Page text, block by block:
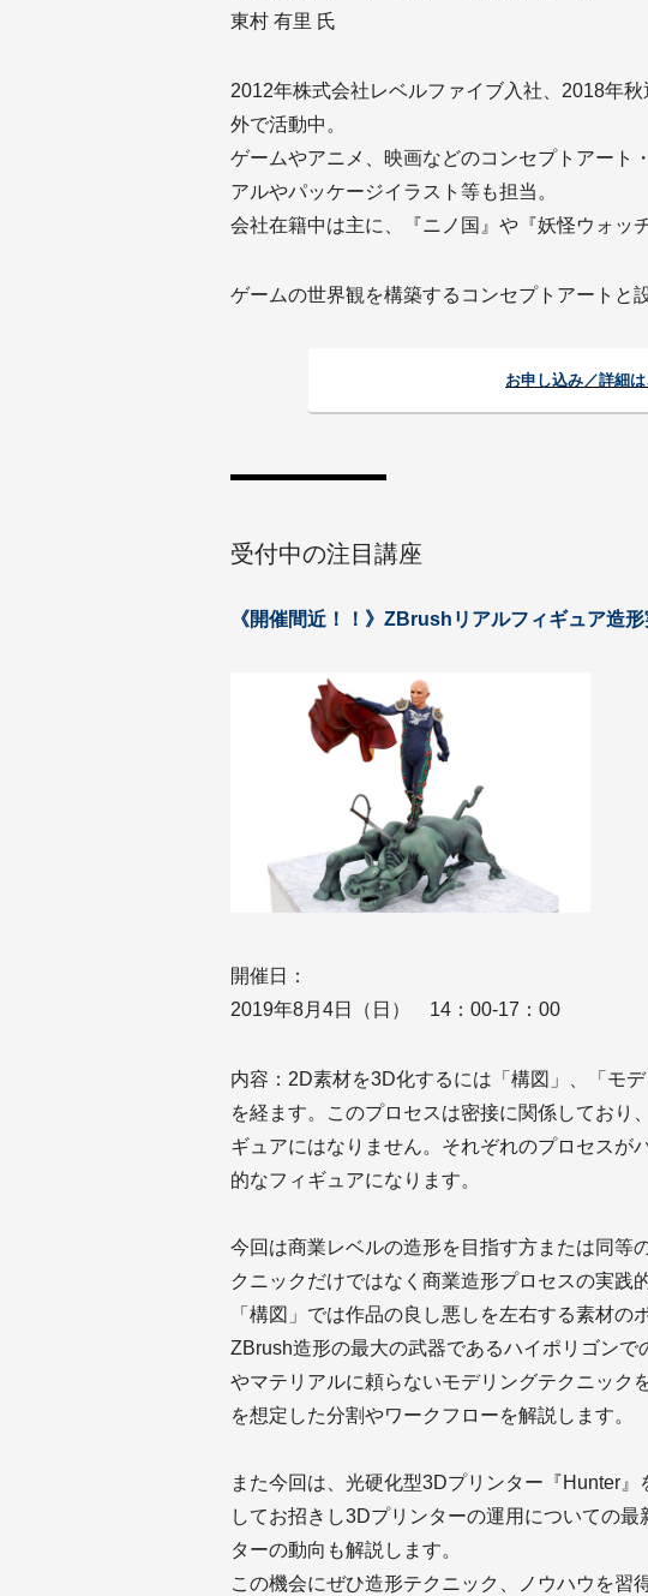
東村 有里 氏
2012年株式会社レベルファイブ入社、2018年
外で活動中。
ゲームやアニメ、映画などのコンセプトアート
アルやパッケージイラスト等も担当。
会社在籍中は主に、『ニノ国』や『妖怪ウォッ
ゲームの世界観を構築するコンセプトアートと
お申し込み／詳細
受付中の注目講座
《開催間近！！》ZBrushリアルフィギュア造
開催日：
2019年8月4日（日） 14：00-17：00
内容：2D素材を3D化するには「構図」、「モ
を経ます。このプロセスは密接に関係しており
ギュアにはなりません。それぞれのプロセスが
的なフィギュアになります。
今回は商業レベルの造形を目指す方または同等
クニックだけではなく商業造形プロセスの実践
「構図」では作品の良し悪しを左右する素材の
ZBrush造形の最大の武器であるハイポリゴン
やマテリアルに頼らないモデリングテクニック
を想定した分割やワークフローを解説します。
また今回は、光硬化型3Dプリンター『Hunter
してお招きし3Dプリンターの運用についての
ターの動向も解説します。
この機会にぜひ造形テクニック、ノウハウを習